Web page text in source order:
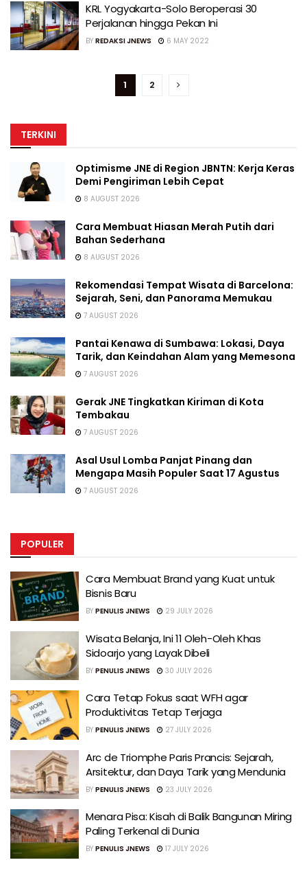
KRL Yogyakarta-Solo Beroperasi 30
Perjalanan hingga Pekan Ini
BY REDAKSI JNEWS 6 MAY 2022
1 2
TERKINI
Optimisme JNE di Region JBNTN: Kerja Keras
Demi Pengiriman Lebih Cepat
8 AUGUST 2026
Cara Membuat Hiasan Merah Putih dari
Bahan Sederhana
8 AUGUST 2026
Rekomendasi Tempat Wisata di Barcelona:
Sejarah, Seni, dan Panorama Memukau
7 AUGUST 2026
Pantai Kenawa di Sumbawa: Lokasi, Daya
Tarik, dan Keindahan Alam yang Memesona
7 AUGUST 2026
Gerak JNE Tingkatkan Kiriman di Kota
Tembakau
7 AUGUST 2026
Asal Usul Lomba Panjat Pinang dan
Mengapa Masih Populer Saat 17 Agustus
7 AUGUST 2026
POPULER
Cara Membuat Brand yang Kuat untuk
Bisnis Baru
BY PENULIS JNEWS 29 JULY 2026
Wisata Belanja, Ini 11 Oleh-Oleh Khas
Sidoarjo yang Layak Dibeli
BY PENULIS JNEWS 30 JULY 2026
Cara Tetap Fokus saat WFH agar
Produktivitas Tetap Terjaga
BY PENULIS JNEWS 27 JULY 2026
Arc de Triomphe Paris Prancis: Sejarah,
Arsitektur, dan Daya Tarik yang Mendunia
BY PENULIS JNEWS 23 JULY 2026
Menara Pisa: Kisah di Balik Bangunan Miring
Paling Terkenal di Dunia
BY PENULIS JNEWS 17 JULY 2026